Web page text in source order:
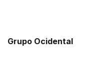
Grupo Ocidental